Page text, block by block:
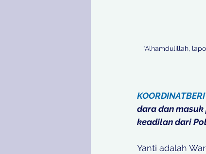
“Alhamdulillah,
dara dan
keadilan dari
Yanti adalah